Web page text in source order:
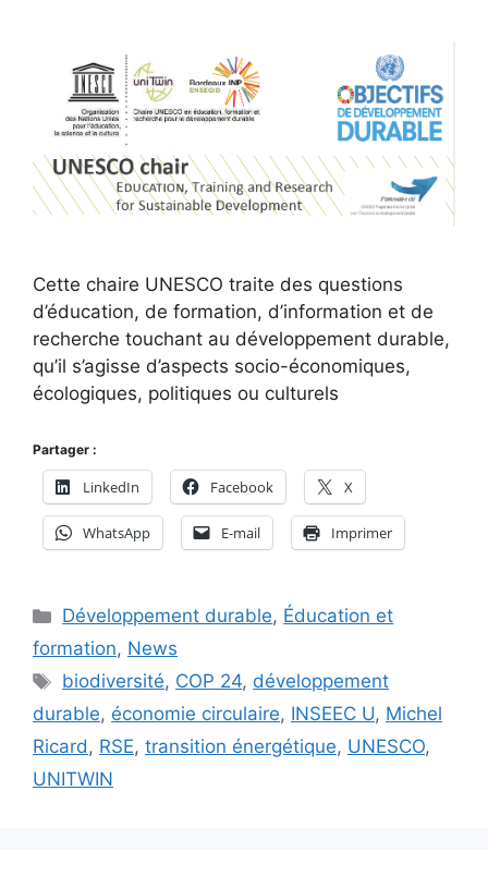
Cette chaire UNESCO traite des questions
d’éducation, de formation, d’information et de
recherche touchant au développement durable,
qu’il s’agisse d’aspects socio-économiques,
écologiques, politiques ou culturels
Partager :
LinkedIn Facebook X
WhatsApp E-mail Imprimer
Catégories
Développement durable, Éducation et
formation, News
Étiquettes
biodiversité, COP 24, développement
durable, économie circulaire, INSEEC U, Michel
Ricard, RSE, transition énergétique, UNESCO,
UNITWIN